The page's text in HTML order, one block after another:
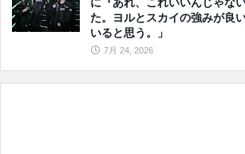
た。ヨルとスカイの強みが良
いると思う。」
7月 24, 2026